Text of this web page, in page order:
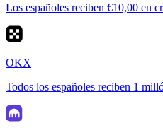
Los españoles reciben €10,00 en
OKX
Todos los españoles reciben 1